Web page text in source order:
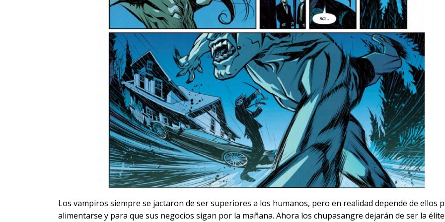
Los vampiros siempre se jactaron de ser superiores a los humanos, pero en realidad depende de ellos
alimentarse y para que sus negocios sigan por la mañana. Ahora los chupasangre dejarán de ser la